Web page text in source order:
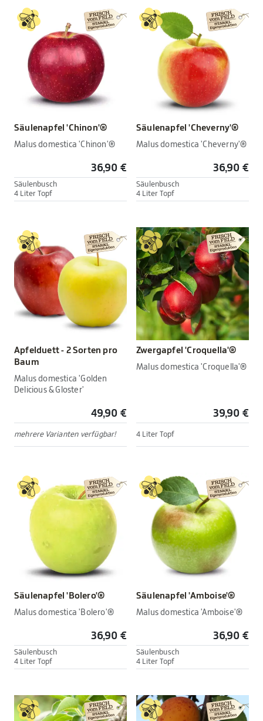
Säulenapfel 'Chinon'®
Malus domestica 'Chinon'®
36,90 €
Säulenbusch
4 Liter Topf
Säulenapfel 'Cheverny'®
Malus domestica 'Cheverny'®
36,90 €
Säulenbusch
4 Liter Topf
Apfelduett - 2 Sorten pro
Baum
Malus domestica 'Golden
Delicious & Gloster'
49,90 €
mehrere Varianten verfügbar!
Zwergapfel 'Croquella'®
Malus domestica 'Croquella'®
39,90 €
4 Liter Topf
Säulenapfel 'Bolero'®
Malus domestica 'Bolero'®
36,90 €
Säulenbusch
4 Liter Topf
Säulenapfel 'Amboise'®
Malus domestica 'Amboise'®
36,90 €
Säulenbusch
4 Liter Topf